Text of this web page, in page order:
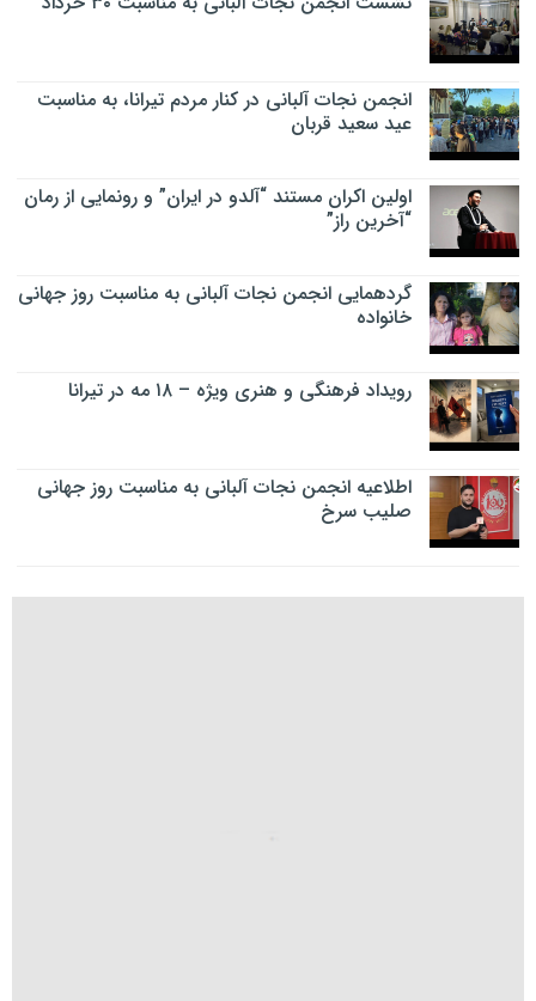
انجمن نجات آلبانی در کنار مردم تیرانا، به مناسبت
عید سعید قربان
اولین اکران مستند “آلدو در ایران” و رونمایی از رمان
“آخرین راز”
گردهمایی انجمن نجات آلبانی به مناسبت روز جهانی
خانواده
رویداد فرهنگی و هنری ویژه – ۱۸ مه در تیرانا
اطلاعیه انجمن نجات آلبانی به مناسبت روز جهانی
صلیب سرخ